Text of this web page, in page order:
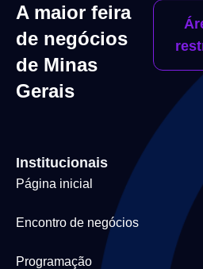
A maior feira
de negócios
de Minas
Gerais
Institucionais
Página inicial
Encontro de negócios
Programação